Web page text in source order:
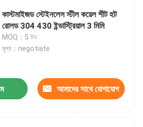
কাস্টমাইজড স্টেইনলেস স্টীল কয়েল শীট হট
রোলড 304 430 ইন্ডাস্ট্রিয়াল 3 মিমি
MOQ：5 টন
মূল্য：negotiate
আমাদের সাথে যোগাযোগ